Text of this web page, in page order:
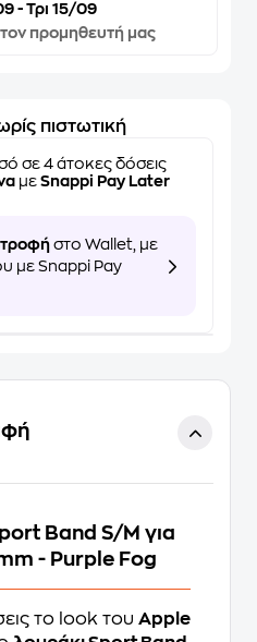
- Τρι 15/09
προμηθευτή μας
πιστωτική
σε 4 άτοκες δόσεις
με Snappi Pay Later
στο Wallet, με
με Snappi Pay
Band S/M για
- Purple Fog
το look του Apple